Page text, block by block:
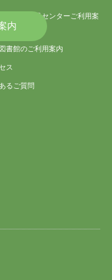
内
生涯学習市民センターご利用案
書館のご利用案内
ス
るご質問